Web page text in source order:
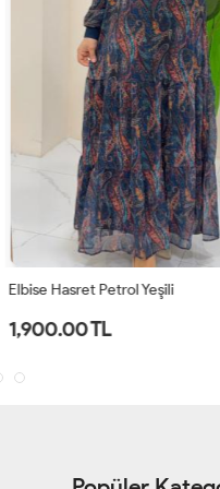
Elbise Hasret Petrol Yeşili
1,900.00 TL